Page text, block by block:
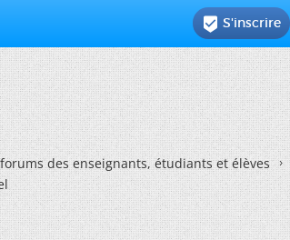
 S'inscrire
des enseignants, étudiants et élèves